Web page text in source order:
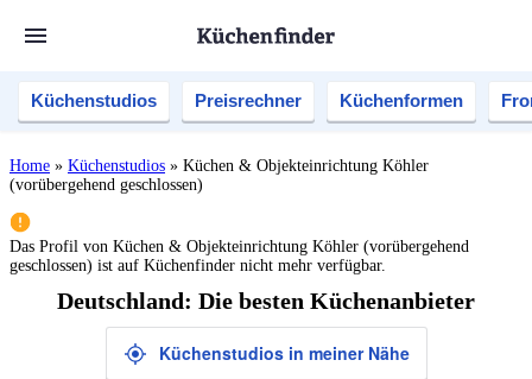
Küchenstudios Preisrechner Küchenformen
Home » Küchenstudios » Küchen & Objekteinrichtung Köhler
(vorübergehend geschlossen)
Das Profil von Küchen & Objekteinrichtung Köhler (vorübergehend
geschlossen) ist auf Küchenfinder nicht mehr verfügbar.
Deutschland: Die besten Küchenanbieter
Küchenstudios in meiner Nähe